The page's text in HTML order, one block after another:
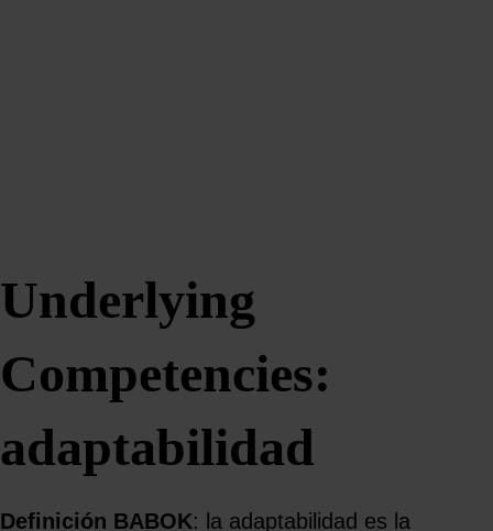
Underlying
Competencies:
adaptabilidad
Definición BABOK: la adaptabilidad es la